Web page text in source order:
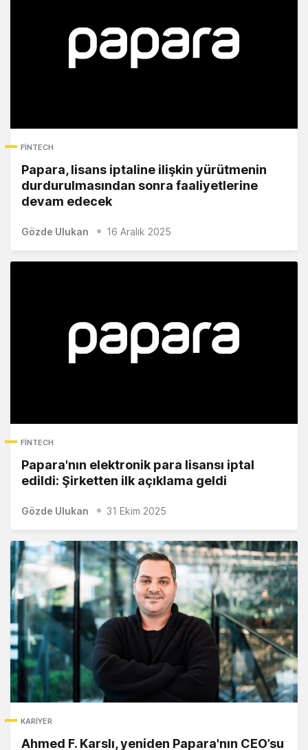
FINTECH
Papara, lisans iptaline ilişkin yürütmenin
durdurulmasından sonra faaliyetlerine
devam edecek
Gözde Ulukan 16 Aralık 2025
FINTECH
Papara'nın elektronik para lisansı iptal
edildi: Şirketten ilk açıklama geldi
Gözde Ulukan 31 Ekim 2025
KARIYER
Ahmed F. Karslı, yeniden Papara'nın CEO’su